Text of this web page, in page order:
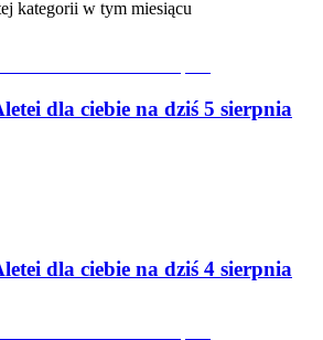
kategorii w tym miesiącu
dla ciebie na dziś 5 sierpnia
dla ciebie na dziś 4 sierpnia